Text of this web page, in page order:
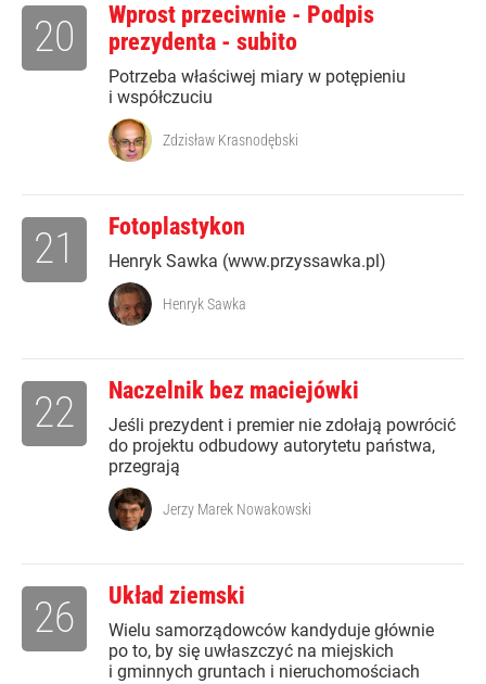
Wprost przeciwnie - Podpis
prezydenta - subito
Potrzeba właściwej miary w potępieniu
i współczuciu
20
Zdzisław Krasnodębski
Fotoplastykon
Henryk Sawka (www.przyssawka.pl)
21
Henryk Sawka
Naczelnik bez maciejówki
Jeśli prezydent i premier nie zdołają powrócić
do projektu odbudowy autorytetu państwa,
przegrają
22
Jerzy Marek Nowakowski
Układ ziemski
Wielu samorządowców kandyduje głównie
po to, by się uwłaszczyć na miejskich
i gminnych gruntach i nieruchomościach
26